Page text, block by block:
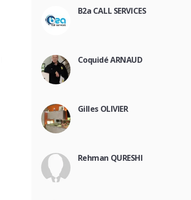
B2a CALL SERVICES
Coquidé ARNAUD
Gilles OLIVIER
Rehman QURESHI